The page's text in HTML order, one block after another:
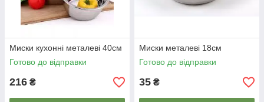
Миски кухонні металеві 40см
Готово до відправки
216 ₴
Миски металеві 18см
Готово до відправки
35 ₴